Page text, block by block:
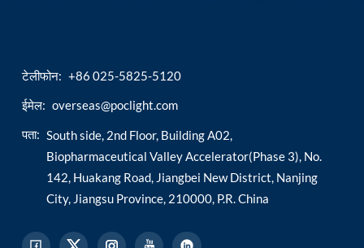
टेलीफोन: +86 025-5825-5120
ईमेल: overseas@poclight.com
पता: South side, 2nd Floor, Building A02,
Biopharmaceutical Valley Accelerator(Phase 3), No.
142, Huakang Road, Jiangbei New District, Nanjing
City, Jiangsu Province, 210000, P.R. China